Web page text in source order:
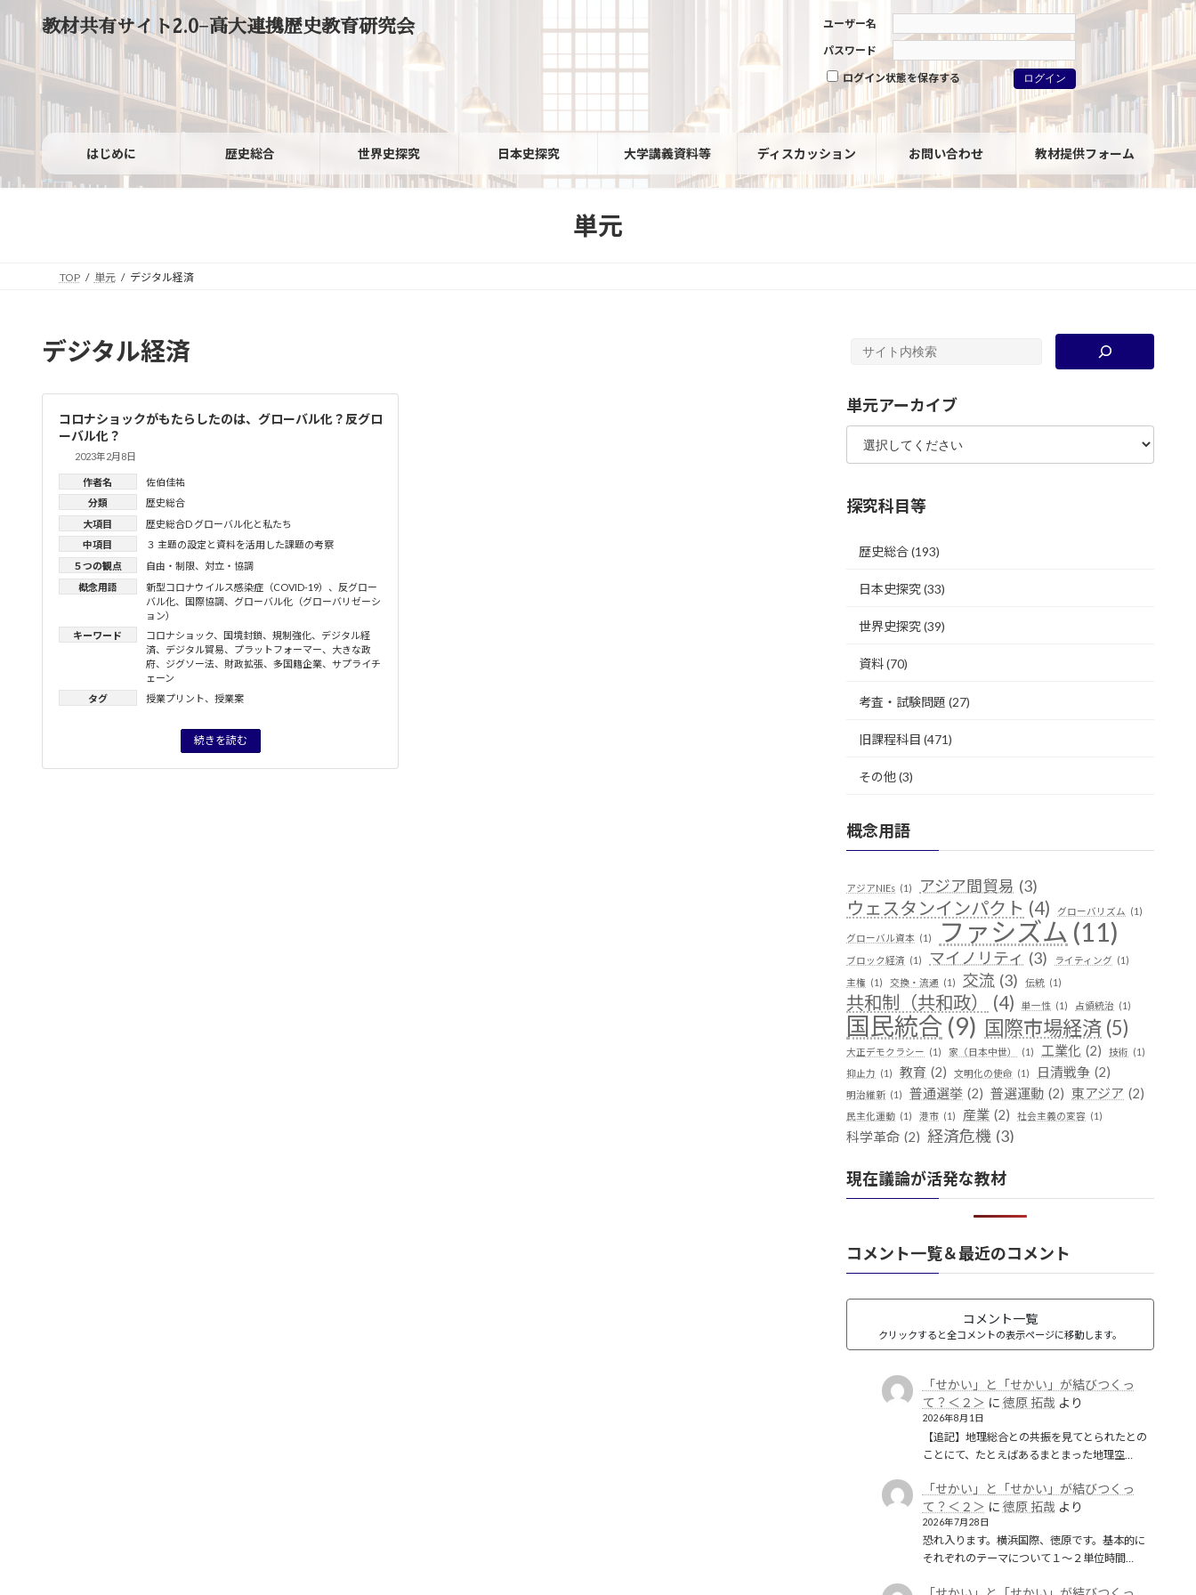
ン
ッ
ー
移
教材共有サイト2.0−高大連携歴史教育研究会
ユーザー名
パスワード
ログイン状態を保存する
はじめに 歴史総合 世界史探究 日本史探究 大学講義資料等 ディスカッション お問い合わせ 教材提供フォーム
単元
TOP 単元 デジタル経済
デジタル経済
コロナショックがもたらしたのは、グローバル化？反グロ
ーバル化？
2023年2月8日
タグ 授業プリント、 授業案
作者名 佐伯佳祐
大項目
歴史総合D グローバル化と私たち
中項目
３ 主題の設定と資料を活用した課題の考察
５つの観点
自由・制限、
対立・協調
概念用語
新型コロナウイルス感染症（COVID-19） 、
反グロー
バル化、 国際協調、
グローバル化（グローバリゼーシ
ョン）
キーワード
コロナショック、 国境封鎖、 規制強化、
デジタル経
済、 デジタル貿易、 プラットフォーマー、
大きな政
府、 ジグソー法、 財政拡張、 多国籍企業、 サプライチ
ェーン
分類 歴史総合
続きを読む
単元アーカイブ
探究科目等
歴史総合(193)
日本史探究(33)
世界史探究(39)
資料(70)
考査・試験問題 (27)
旧課程科目 (471)
その他(3)
概念用語
アジアNIEs (1) アジア間貿易 (3)
ウェスタンインパクト (4) グローバリズム (1)
グローバル資本 (1) ファシズム (11)
ブロック経済 (1) マイノリティ (3) ライティング (1)
主権 (1) 交換・流通 (1) 交流 (3) 伝統 (1)
共和制（共和政） (4) 単一性 (1) 占領統治 (1)
国民統合 (9) 国際市場経済 (5)
大正デモクラシー (1) 家（日本中世） (1) 工業化 (2) 技術 (1)
抑止力 (1) 教育 (2) 文明化の使命 (1) 日清戦争 (2)
明治維新 (1) 普通選挙 (2) 普選運動 (2) 東アジア (2)
民主化運動 (1) 港市 (1) 産業 (2) 社会主義の変容 (1)
科学革命 (2) 経済危機 (3)
遊牧民 (1) 都市国家 (1) 開発 (1)
韓国併合 (2)
現在議論が活発な教材
コメント一覧＆最近のコメント
コメント一覧
クリックすると全コメントの表示ページに移動します。
「せかい」と「せかい」が結びつくっ
て？＜２＞ に 徳原 拓哉 より
2026年8月1日
【追記】地理総合との共振を見てとられたとの
ことにて、たとえばあるまとまった地理空…
「せかい」と「せかい」が結びつくっ
て？＜２＞ に 徳原 拓哉 より
2026年7月28日
恐れ入ります。横浜国際、徳原です。基本的に
それぞれのテーマについて１〜２単位時間…